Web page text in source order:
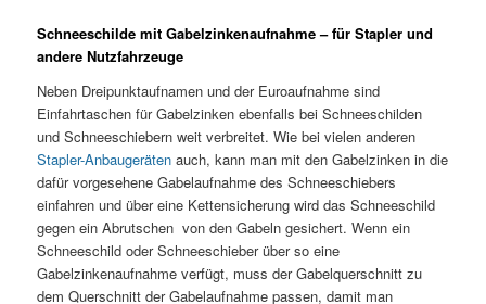
Schneeschilde mit Gabelzinkenaufnahme – für Stapler und
andere Nutzfahrzeuge
Neben Dreipunktaufnamen und der Euroaufnahme sind
Einfahrtaschen für Gabelzinken ebenfalls bei Schneeschilden
und Schneeschiebern weit verbreitet. Wie bei vielen anderen
Stapler-Anbaugeräten auch, kann man mit den Gabelzinken in die
dafür vorgesehene Gabelaufnahme des Schneeschiebers
einfahren und über eine Kettensicherung wird das Schneeschild
gegen ein Abrutschen von den Gabeln gesichert. Wenn ein
Schneeschild oder Schneeschieber über so eine
Gabelzinkenaufnahme verfügt, muss der Gabelquerschnitt zu
dem Querschnitt der Gabelaufnahme passen, damit man